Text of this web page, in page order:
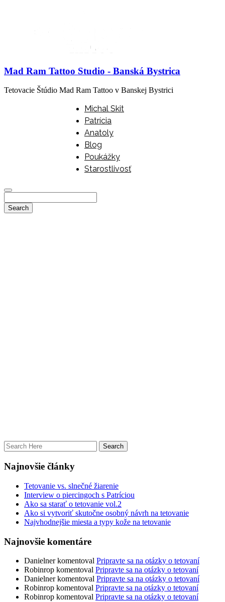
Mad Ram Tattoo Studio - Banská Bystrica
Tetovacie Štúdio Mad Ram Tattoo v Banskej Bystrici
Michal Skit
Patrícia
Anatoly
Blog
Poukážky
Starostlivosť
Najnovšie články
Tetovanie vs. slnečné žiarenie
Interview o piercingoch s Patríciou
Ako sa starať o tetovanie vol.2
Ako si vytvoriť skutočne osobný návrh na tetovanie
Najvhodnejšie miesta a typy kože na tetovanie
Najnovšie komentáre
Danielnerkomentoval Pripravte sa na otázky o tetovaní
Robinrop komentoval Pripravte sa na otázky o tetovaní
Danielnerkomentoval Pripravte sa na otázky o tetovaní
Robinrop komentoval Pripravte sa na otázky o tetovaní
Robinrop komentoval Pripravte sa na otázky o tetovaní